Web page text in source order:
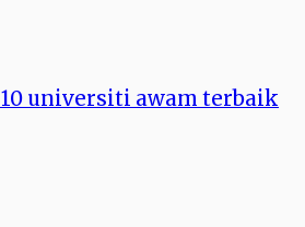
universiti awam terbaik